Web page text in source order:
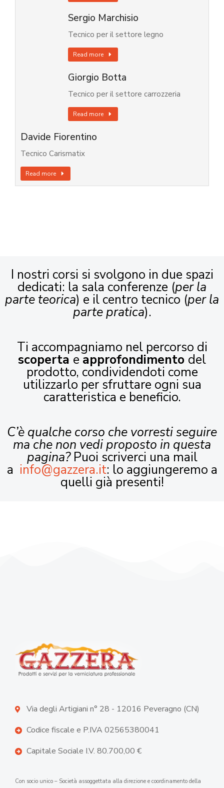
Sergio Marchisio
Tecnico per il settore legno
Read more
Giorgio Botta
Tecnico per il settore carrozzeria
Read more
Davide Fiorentino
Tecnico Carismatix
Read more
I nostri corsi si svolgono in due spazi
dedicati: la sala conferenze (per la
parte teorica) e il centro tecnico (per la
parte pratica).
Ti accompagniamo nel percorso di
scoperta e approfondimento del
prodotto, condividendoti come
utilizzarlo per sfruttare ogni sua
caratteristica e beneficio.
C’è qualche corso che vorresti seguire
ma che non vedi proposto in questa
pagina?Puoi scriverci una mail
a info@gazzera.it: lo aggiungeremo a
quelli già presenti!
Via degli Artigiani n° 28 - 12016 Peveragno (CN)
Codice fiscale e P.IVA 02565380041
Capitale Sociale I.V. 80.700,00 €
Con socio unico – Società assoggettata alla direzione e coordinamento della